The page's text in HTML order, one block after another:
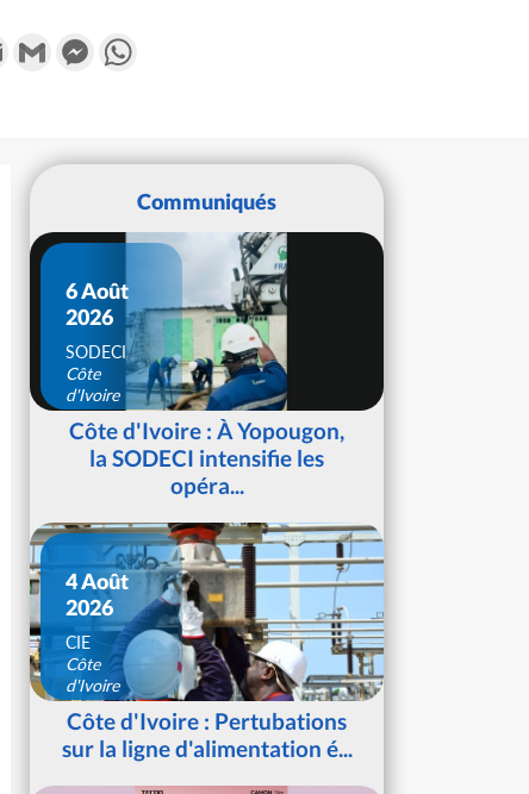
Email Gmail Messenger
Communiqués
6 Août
2026
SODECI
Côte
d'Ivoire
Côte d'Ivoire : À Yopougon,
la SODECI intensifie les
opéra...
4 Août
2026
CIE
Côte
d'Ivoire
Côte d'Ivoire : Pertubations
sur la ligne d'alimentation é...